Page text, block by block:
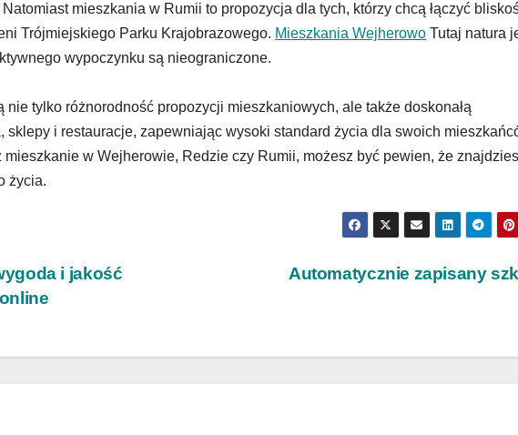
mieszkania w Rumii to propozycja dla tych, którzy chcą łączyć
Trójmiejskiego Parku Krajobrazowego. Mieszkania Wejherowo Tutaj natura
wypoczynku są nieograniczone.
tylko różnorodność propozycji mieszkaniowych, ale także doskonałą
sklepy i restauracje, zapewniając wysoki standard życia dla swoich
w Wejherowie, Redzie czy Rumii, możesz być pewien, że
życia.
Automatycznie zapisany
i jakość